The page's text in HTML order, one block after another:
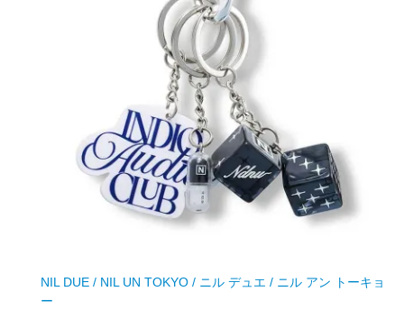
NIL DUE / NIL UN TOKYO / ニル デュエ / ニル アン トーキョ
ー